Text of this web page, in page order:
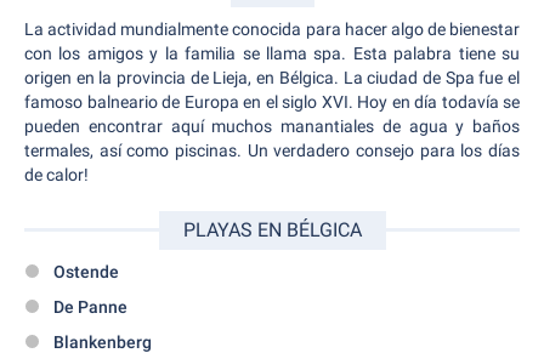
La actividad mundialmente conocida para hacer algo de bienestar
con los amigos y la familia se llama spa. Esta palabra tiene su
origen en la provincia de Lieja, en Bélgica. La ciudad de Spa fue el
famoso balneario de Europa en el siglo XVI. Hoy en día todavía se
pueden encontrar aquí muchos manantiales de agua y baños
termales, así como piscinas. Un verdadero consejo para los días
de calor!
PLAYAS EN BÉLGICA
Ostende
De Panne
Blankenberg